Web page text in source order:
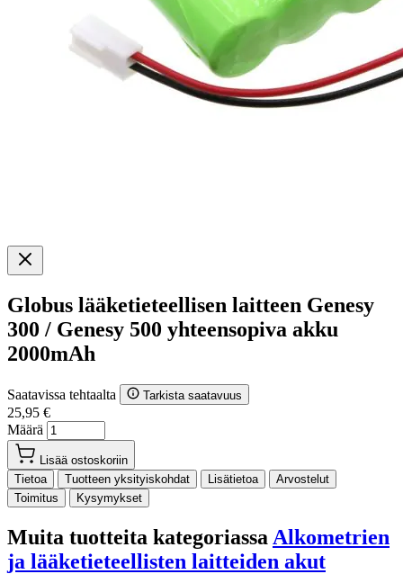
Globus lääketieteellisen laitteen Genesy
300 / Genesy 500 yhteensopiva akku
2000mAh
Saatavissa tehtaalta Tarkista saatavuus
25,95 €
Määrä
Lisää ostoskoriin
Tietoa
Tuotteen yksityiskohdat Lisätietoa
Arvostelut
Toimitus
Kysymykset
Muita tuotteita kategoriassa Alkometrien
ja lääketieteellisten laitteiden akut